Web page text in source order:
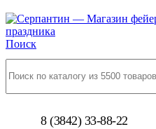
Поиск
8 (3842) 33-88-22